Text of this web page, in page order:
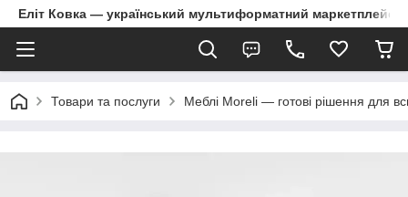
Еліт Ковка — український мультиформатний маркетплейс
Товари та послуги Меблі Moreli — готові рішення для